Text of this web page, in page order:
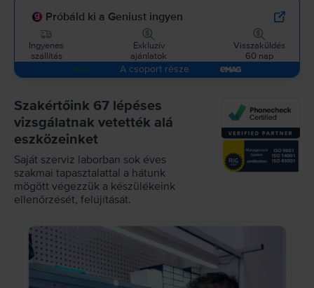
Próbáld ki a Geniust ingyen
Ingyenes
szállítás
Exkluzív
ajánlatok
Visszaküldés
60 nap
A csoport része
Szakértőink 67 lépéses
vizsgálatnak vetették alá
eszközeinket
Saját szerviz laborban sok éves
szakmai tapasztalattal a hátunk
mögött végezzük a készülékeink
ellenőrzését, felújítását.